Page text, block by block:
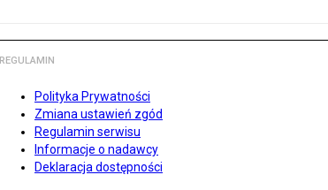
REGULAMIN
Polityka Prywatności
Zmiana ustawień zgód
Regulamin serwisu
Informacje o nadawcy
Deklaracja dostępności